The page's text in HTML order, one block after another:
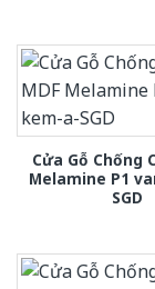
Cửa Gỗ Chống
Melamine P1
SGD